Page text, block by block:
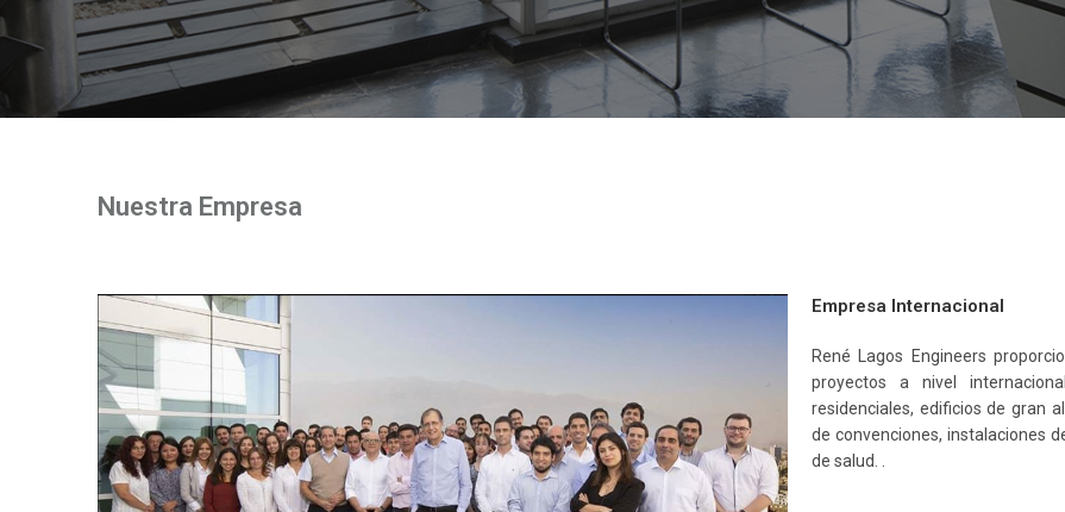
Nuestra Empresa
Empresa Internacional
René Lagos Engineers
proyectos a nivel
residenciales, edificios de gran
de convenciones, instalaciones
de salud. .